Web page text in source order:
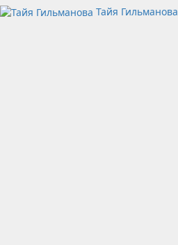
Тайя Гильманова